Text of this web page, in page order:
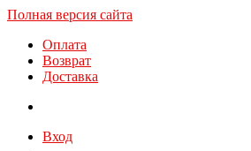
Полная версия сайта
Оплата
Возврат
Доставка
Вход